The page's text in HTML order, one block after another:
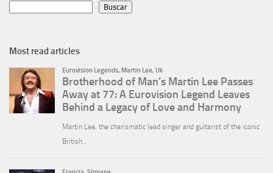
Buscar
Most read articles